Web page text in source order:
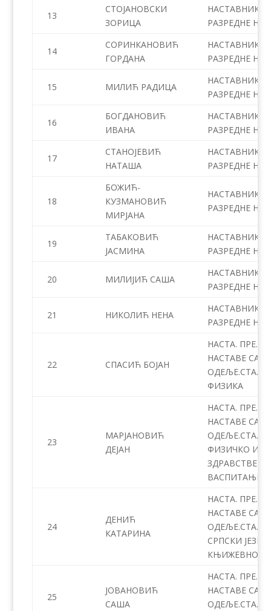
13
СТОЈАНОВСКИ
ЗОРИЦА
НАСТАВНИК
РАЗРЕДНЕ
14
СОРИНКАНОВИЋ
ГОРДАНА
НАСТАВНИК
РАЗРЕДНЕ
15 МИЛИЋ РАДИЦА
НАСТАВНИК
РАЗРЕДНЕ
16
БОГДАНОВИЋ
ИВАНА
НАСТАВНИК
РАЗРЕДНЕ
17
СТАНОЈЕВИЋ
НАТАША
НАСТАВНИК
РАЗРЕДНЕ
18
БОЖИЋ-
КУЗМАНОВИЋ
МИРЈАНА
НАСТАВНИК
РАЗРЕДНЕ
19
ТАБАКОВИЋ
ЈАСМИНА
НАСТАВНИК
РАЗРЕДНЕ
20 МИЛИЈИЋ САША
НАСТАВНИК
РАЗРЕДНЕ
21 НИКОЛИЋ НЕНА
НАСТАВНИК
РАЗРЕДНЕ
22 СПАСИЋ БОЈАН
НАСТА. ПРЕ.
НАСТАВЕ СА
ОДЕЉЕ.СТА. –
ФИЗИКА
23
МАРЈАНОВИЋ
ДЕЈАН
НАСТА. ПРЕ.
НАСТАВЕ СА
ОДЕЉЕ.СТА. –
ФИЗИЧКО И
ЗДРАВСТВЕНО
ВАСПИТАЊЕ
24
ДЕНИЋ
КАТАРИНА
НАСТА. ПРЕ.
НАСТАВЕ СА
ОДЕЉЕ.СТА. –
СРПСКИ
КЊИЖЕВНОСТ
25
ЈОВАНОВИЋ
САША
НАСТА. ПРЕ.
НАСТАВЕ СА
ОДЕЉЕ.СТА. –